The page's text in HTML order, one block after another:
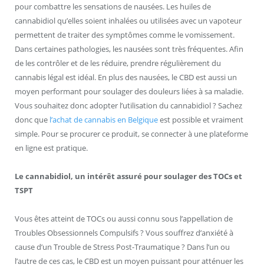
pour combattre les sensations de nausées. Les huiles de
cannabidiol qu’elles soient inhalées ou utilisées avec un vapoteur
permettent de traiter des symptômes comme le vomissement.
Dans certaines pathologies, les nausées sont très fréquentes. Afin
de les contrôler et de les réduire, prendre régulièrement du
cannabis légal est idéal. En plus des nausées, le CBD est aussi un
moyen performant pour soulager des douleurs liées à sa maladie.
Vous souhaitez donc adopter l’utilisation du cannabidiol ? Sachez
donc que l’achat de cannabis en Belgiqueest possible et vraiment
simple. Pour se procurer ce produit, se connecter à une plateforme
en ligne est pratique.
Le cannabidiol, un intérêt assuré pour soulager des TOCs et
TSPT
Vous êtes atteint de TOCs ou aussi connu sous l’appellation de
Troubles Obsessionnels Compulsifs ? Vous souffrez d’anxiété à
cause d’un Trouble de Stress Post-Traumatique ? Dans l’un ou
l’autre de ces cas, le CBD est un moyen puissant pour atténuer les